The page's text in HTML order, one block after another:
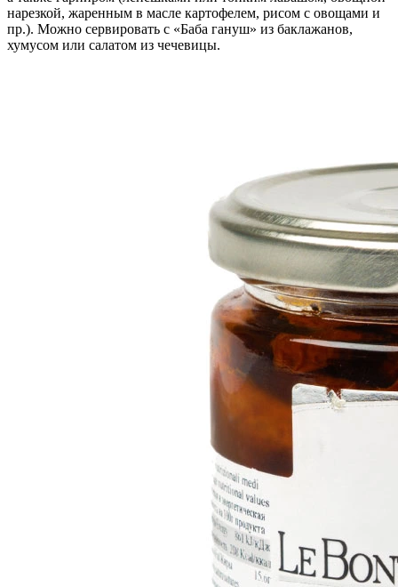
нарезкой, жаренным в масле картофелем, рисом с овощами и
пр.). Можно сервировать с «Баба гануш» из баклажанов,
хумусом или салатом из чечевицы.